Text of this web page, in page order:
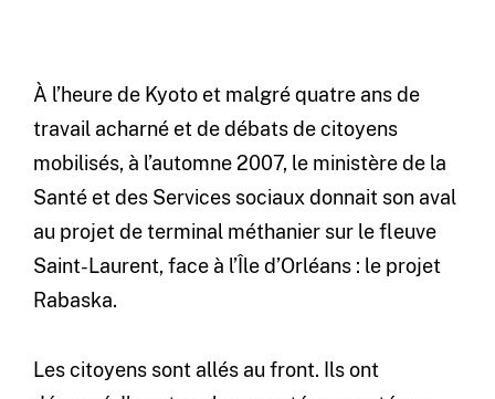
À l’heure de Kyoto et malgré quatre ans de
travail acharné et de débats de citoyens
mobilisés, à l’automne 2007, le ministère de la
Santé et des Services sociaux donnait son aval
au projet de terminal méthanier sur le fleuve
Saint-Laurent, face à l’Île d’Orléans : le projet
Rabaska.
Les citoyens sont allés au front. Ils ont